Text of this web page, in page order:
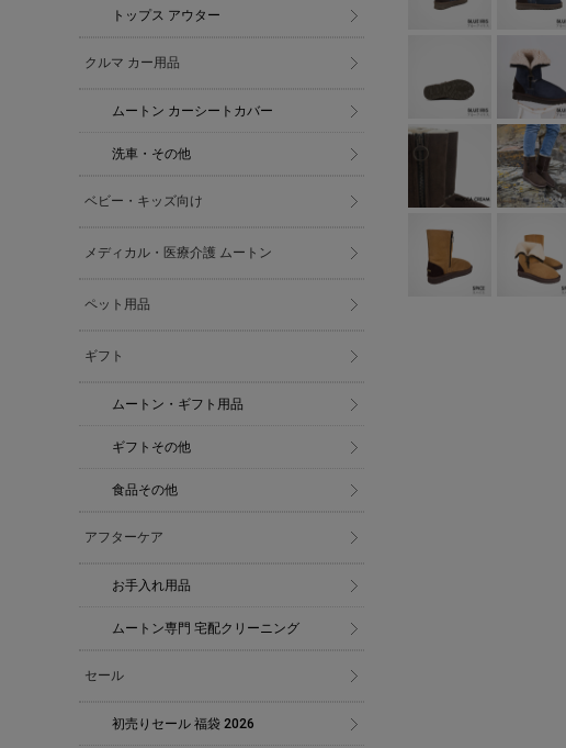
トップス アウター
クルマ カー用品
ムートン カーシートカバー
洗車・その他
ベビー・キッズ向け
メディカル・医療介護 ムートン
ペット用品
ギフト
ムートン・ギフト用品
ギフトその他
食品その他
アフターケア
お手入れ用品
ムートン専門 宅配クリーニング
セール
初売りセール 福袋 2026